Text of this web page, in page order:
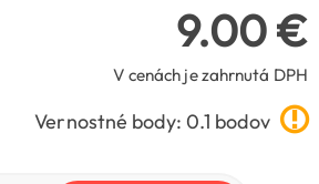
9.00 €
V cenách je zahrnutá DPH
Vernostné body: 0.1 bodov